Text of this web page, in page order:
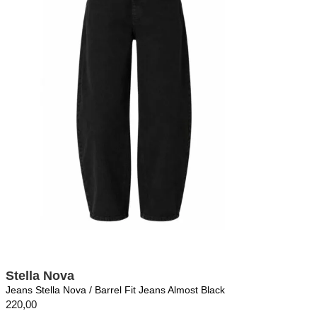
Stella Nova
Jeans Stella Nova / Barrel Fit Jeans Almost Black
220,00